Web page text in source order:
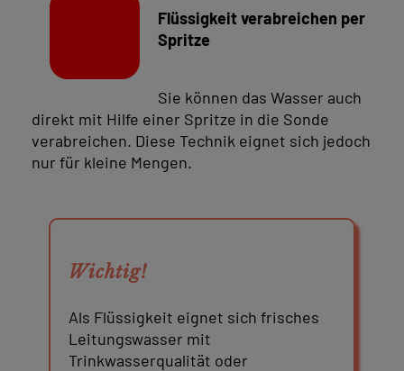
Flüssigkeit verabreichen per
Spritze
Sie können das Wasser auch
direkt mit Hilfe einer Spritze in die Sonde
verabreichen. Diese Technik eignet sich jedoch
nur für kleine Mengen.
Wichtig!
Als Flüssigkeit eignet sich frisches
Leitungswasser mit
Trinkwasserqualität oder